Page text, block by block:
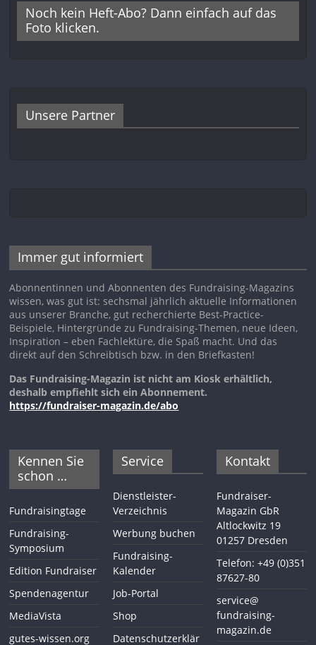
Noch kein Heft-Abo? Dann einfach auf das
Foto klicken.
Unsere Partner
Immer gut informiert
Abonnentinnen und Abonnenten des Fundraising-Magazins
wissen, was gut ist: sechsmal jährlich aktuelle Informationen
aus unserer Branche, gut recherchierte Best-Practice-
Beispiele, Hintergründe zu Fundraising-Themen, neue Ideen,
Inspiration – eben Fachlektüre, die Spaß macht. Und das
direkt auf den Schreibtisch bzw. in den Briefkasten!
Das Fundraising-Magazin ist nicht am Kiosk erhältlich,
deshalb empfiehlt sich ein Abonnement.
https://fundraiser-magazin.de/abo
Kennen Sie
schon …
Fundraisingtage
Fundraising-
Symposium
Edition Fundraiser
Spendenagentur
MediaVista
gutes-wissen.org
Service
Dienstleister-
Verzeichnis
Werbung buchen
Fundraising-
Kalender
Job-Portal
Shop
Datenschutzerklär
Kontakt
Fundraiser-
Magazin GbR
Altlockwitz 19
01257 Dresden
Telefon: +49 (0)351
87627-80
service@
fundraising-
magazin.de